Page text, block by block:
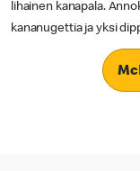
lihainen kanapala.
kananugettia ja yksi